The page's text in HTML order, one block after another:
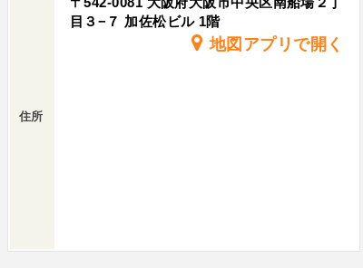
住所
目３−７ 加佐松ビル 1階
地図アプリで開く